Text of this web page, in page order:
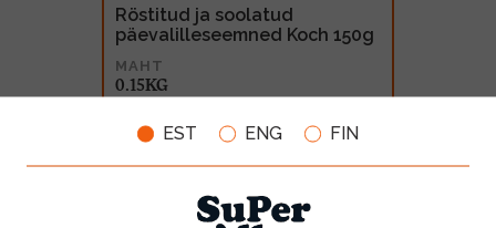
EST ENG FIN
Röstitud ja soolatud
päevalilleseemned Koch 150g
MAHT
0.15KG
0.99€